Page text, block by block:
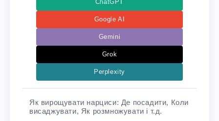
ChatGPT
Google AI
Gemini
Grok
Perplexity
Як вирощувати нарциси: Де посадити, Коли
висаджувати, Як розмножувати і т.д.